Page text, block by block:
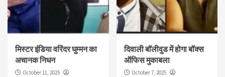
मिस्टर इंडिया वरिंदर घुम्मन का
अचानक निधन
October 11, 2025
दिवाली बॉलीवुड में होगा बॉक्स
ऑफिस मुकाबला
October 7, 2025